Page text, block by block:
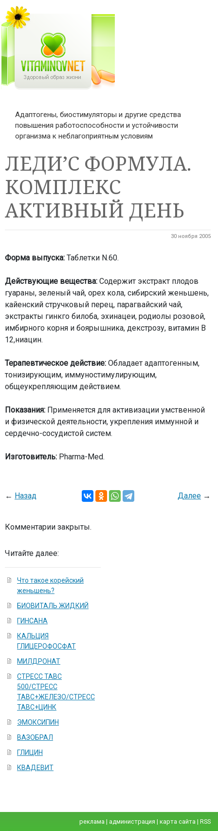
Адаптогены, биостимуляторы и другие средства
повышения работоспособности и устойчивости
организма к неблагоприятным условиям
ЛЕДИ’С ФОРМУЛА.
КОМПЛЕКС
АКТИВНЫЙ ДЕНЬ
30 ноября 2005
Форма выпуска: Таблетки N.60.
Действующие вещества: Содержит экстракт плодов
гуараны, зеленый чай, орех кола, сибирский женьшень,
кайенский стручковый перец, парагвайский чай,
экстракты гинкго билоба, эхинацеи, родиолы розовой,
имбирного корня и боярышника, декстрозу, витамин В
12,ниацин.
Терапевтическое действие: Обладает адаптогенным,
тонизирующим, иммуностимулирующим,
общеукрепляющим действием.
Показания: Применяется для активизации умственной
и физической деятельности, укрепления иммунной и
сердечно-сосудистой систем.
Изготовитель: Pharma-Med.
← Назад Далее →
Комментарии закрыты.
Читайте далее:
Что такое корейский
женьшень?
БИОВИТАЛЬ ЖИДКИЙ
ГИНСАНА
КАЛЬЦИЯ
ГЛИЦЕРОФОСФАТ
МИЛДРОНАТ
CTPЕCC TABC
500/CTPЕCC
TABC+ЖЕЛЕЗО/СТРЕСС
ТАВС+ЦИНК
ЭМОКСИПИН
ВАЗОБРАЛ
ГЛИЦИН
КВАДЕВИТ
реклама | администрация | карта сайта | RSS